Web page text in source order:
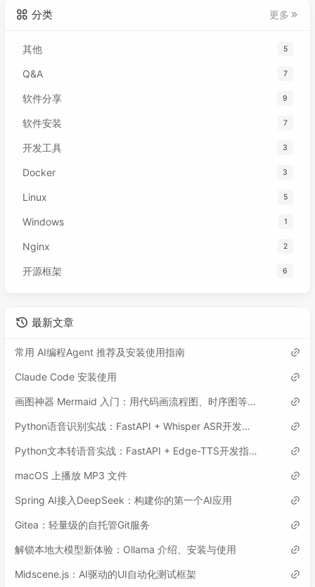
分类 更多
其他 5
Q&A 7
软件分享 9
软件安装 7
开发工具 3
Docker 3
Linux 5
Windows 1
Nginx 2
开源框架 6
最新文章
常用 AI编程Agent 推荐及安装使用指南
Claude Code 安装使用
画图神器 Mermaid 入门：用代码画流程图、时序图等各类图表
Python语音识别实战：FastAPI + Whisper ASR开发指南
Python文本转语音实战：FastAPI + Edge-TTS开发指南
macOS 上播放 MP3 文件
Spring AI接入DeepSeek：构建你的第一个AI应用
Gitea：轻量级的自托管Git服务
解锁本地大模型新体验：Ollama 介绍、安装与使用
Midscene.js：AI驱动的UI自动化测试框架